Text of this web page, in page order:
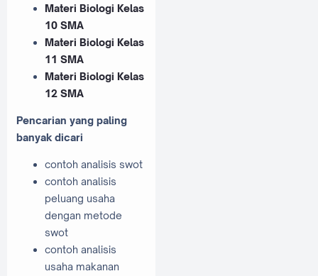
Materi Biologi Kelas
10 SMA
Materi Biologi Kelas
11 SMA
Materi Biologi Kelas
12 SMA
Pencarian yang paling
banyak dicari
contoh analisis swot
contoh analisis
peluang usaha
dengan metode
swot
contoh analisis
usaha makanan